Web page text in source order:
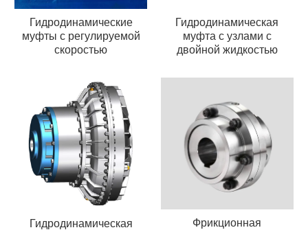
Гидродинамические
муфты с регулируемой
скоростью
Гидродинамическая
муфта с узлами с
двойной жидкостью
Гидродинамическая
Фрикционная